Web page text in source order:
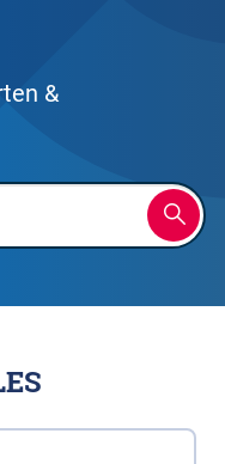
&